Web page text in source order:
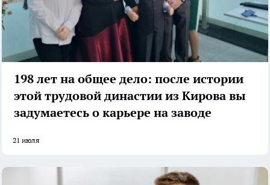
198 лет на общее дело: после истории
этой трудовой династии из Кирова вы
задумаетесь о карьере на заводе
21 июля